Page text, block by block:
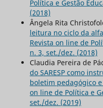
Política e Gestão
(2018)
Ângela Rita
leitura no ciclo da
Revista on line de
n. 3, set./dez. (2018)
Claudia Pereira de
do SARESP como
boletim pedagógico
on line de Política e
set./dez. (2019)